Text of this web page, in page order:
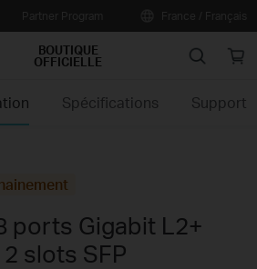
BOUTIQUE
OFFICIELLE Search Online
Spécifications Support
ports Gigabit L2+
slots SFP